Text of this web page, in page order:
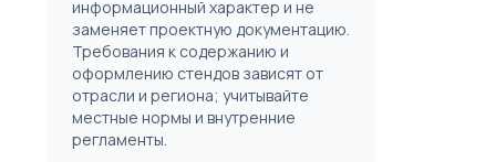
информационный характер и не
заменяет проектную документацию.
Требования к содержанию и
оформлению стендов зависят от
отрасли и региона; учитывайте
местные нормы и внутренние
регламенты.